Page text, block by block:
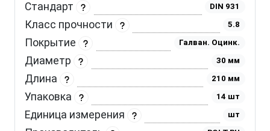
Стандарт DIN 931
Класс прочности 5.8
Покрытие Галван. Оцинк.
Диаметр 30 мм
Длина 210 мм
Упаковка 14 шт
Единица измерения шт